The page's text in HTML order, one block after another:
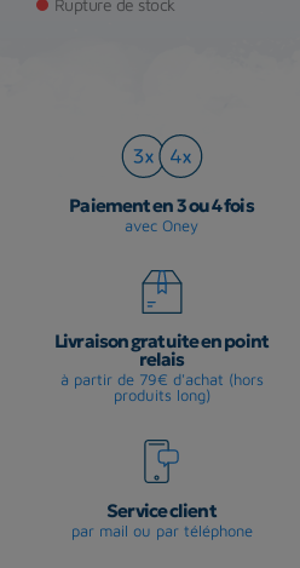
Paiement en 3 ou 4 fois
avec Oney
Livraison gratuite en point
relais
à partir de 79€ d'achat (hors
produits long)
Service client
par mail ou par téléphone